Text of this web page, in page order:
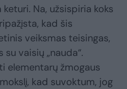
Na, užsispiria koks
kad šis
veiksmas teisingas,
vaisių „nauda“.
elementarų žmogaus
kad suvoktum, jog